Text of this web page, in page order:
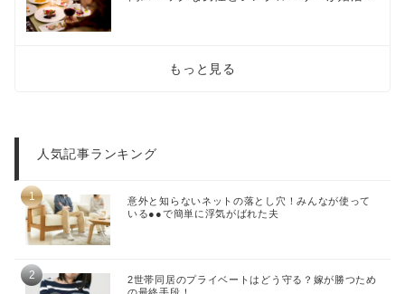
もっと見る
人気記事ランキング
意外と知らないネットの落とし穴！みんなが使って
いる●●で簡単に浮気がばれた夫
2世帯同居のプライベートはどう守る？嫁が勝つため